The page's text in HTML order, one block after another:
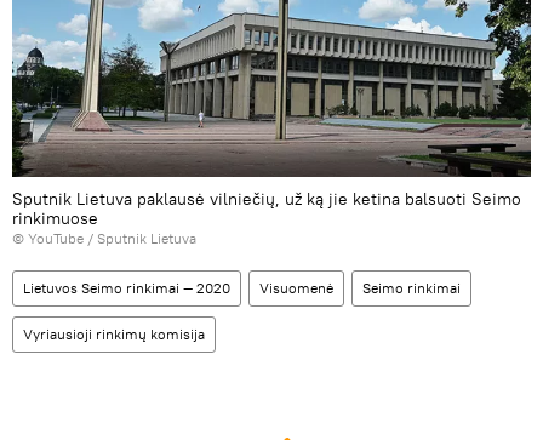
Sputnik Lietuva paklausė vilniečių, už ką jie ketina balsuoti Seimo
rinkimuose
© YouTube / Sputnik Lietuva
Lietuvos Seimo rinkimai — 2020 Visuomenė Seimo rinkimai
Vyriausioji rinkimų komisija